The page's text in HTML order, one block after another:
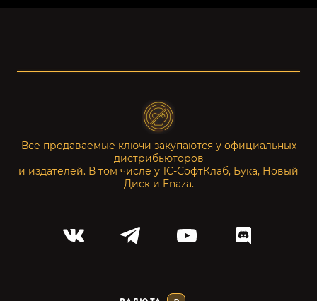
Все продаваемые ключи закупаются у официальных
дистрибьюторов
и издателей. В том числе у 1С-СофтКлаб, Бука, Новый
Диск и Enaza.